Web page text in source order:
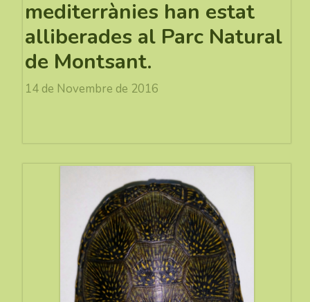
mediterrànies han estat
alliberades al Parc Natural
de Montsant.
14 de Novembre de 2016